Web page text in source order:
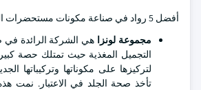
أفضل 5 رواد في صناعة مكونات مستحضرات التجميل الغذائية:
مجموعة لونزا هي الشركة الرائدة
التجميل المغذية حيث تمتلك حصة
لتركيزها على مكوناتها وتركيباتها
تأخذ صحة الجلد في الاعتبار. نمت